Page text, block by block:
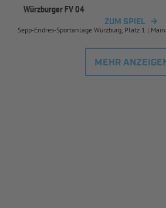
Würzburger FV 04
ZUM SPIEL
Sepp-Endres-Sportanlage Würzburg, Platz 1 |
MEHR